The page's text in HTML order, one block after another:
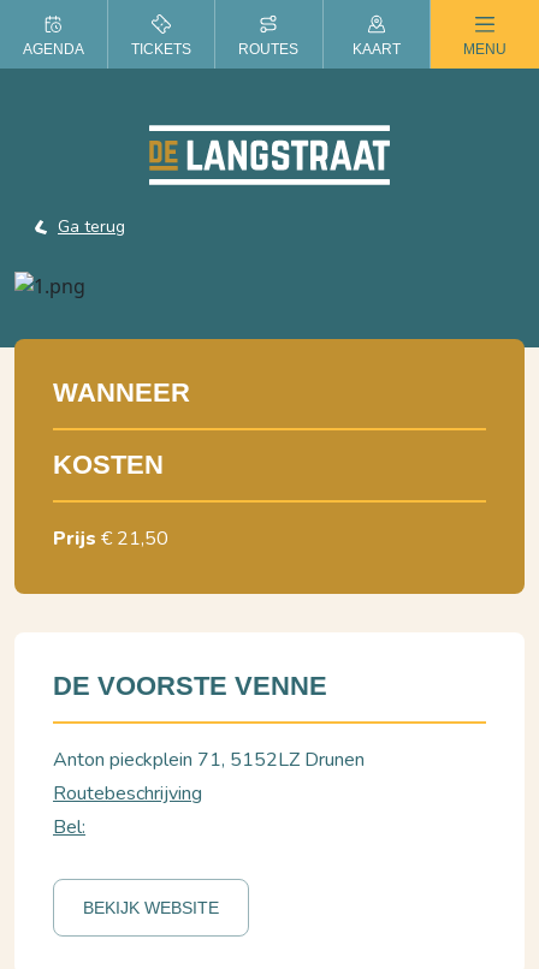
ZOMER IN DE LANGSTRAAT
Ga terug
WANNEER
KOSTEN
Prijs € 21,50
DE VOORSTE VENNE
Anton pieckplein 71, 5152LZ Drunen
Routebeschrijving
Bel:
BEKIJK WEBSITE
AGENDA TICKETS ROUTES KAART MENU